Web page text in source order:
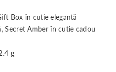
Box în cutie elegantă
Secret Amber în cutie cadou
g